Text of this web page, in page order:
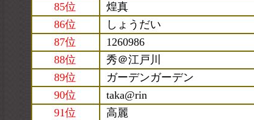
85位
煌真
86位
しょうだい
87位
1260986
88位
秀＠江戸川
89位
ガーデンガーデン
90位
taka@rin
91位
高麗